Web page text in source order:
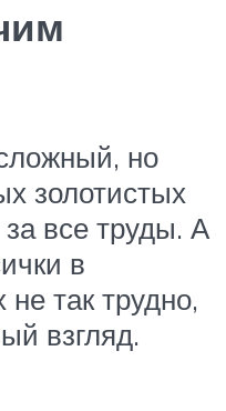
но
золотистых
за все труды. А
в
так трудно,
взгляд.